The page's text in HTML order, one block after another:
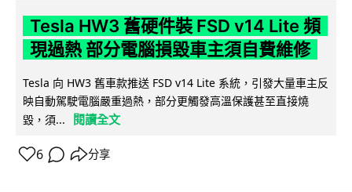
Tesla HW3 舊硬件裝 FSD v14 Lite 頻
現過熱 部分電腦損毀車主須自費維修
Tesla 向 HW3 舊車款推送 FSD v14 Lite 系統，引發大量車主反
映自動駕駛電腦嚴重過熱，部分更觸發高溫保護甚至直接燒
毀，須...
閱讀全文
6 分享